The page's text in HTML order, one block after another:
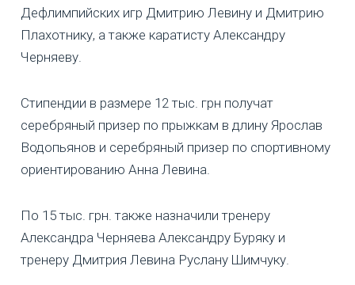
Дефлимпийских игр Дмитрию Левину и Дмитрию
Плахотнику, а также каратисту Александру
Черняеву.
Стипендии в размере 12 тыс. грн получат
серебряный призер по прыжкам в длину Ярослав
Водопьянов и серебряный призер по спортивному
ориентированию Анна Левина.
По 15 тыс. грн. также назначили тренеру
Александра Черняева Александру Буряку и
тренеру Дмитрия Левина Руслану Шимчуку.